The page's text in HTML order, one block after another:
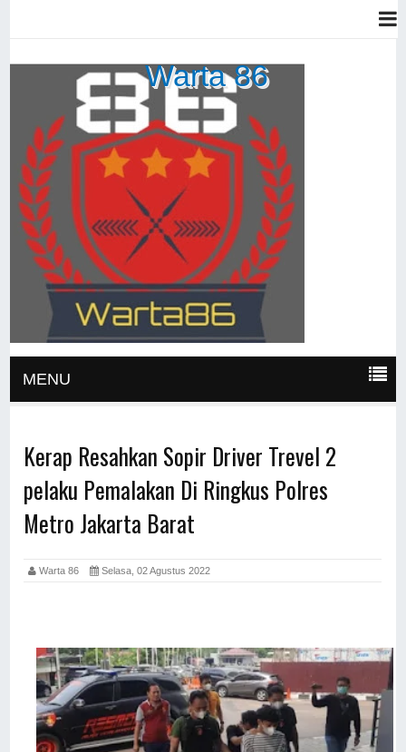
Warta 86
MENU
Kerap Resahkan Sopir Driver Trevel 2
pelaku Pemalakan Di Ringkus Polres
Metro Jakarta Barat
Warta 86 Selasa, 02 Agustus 2022